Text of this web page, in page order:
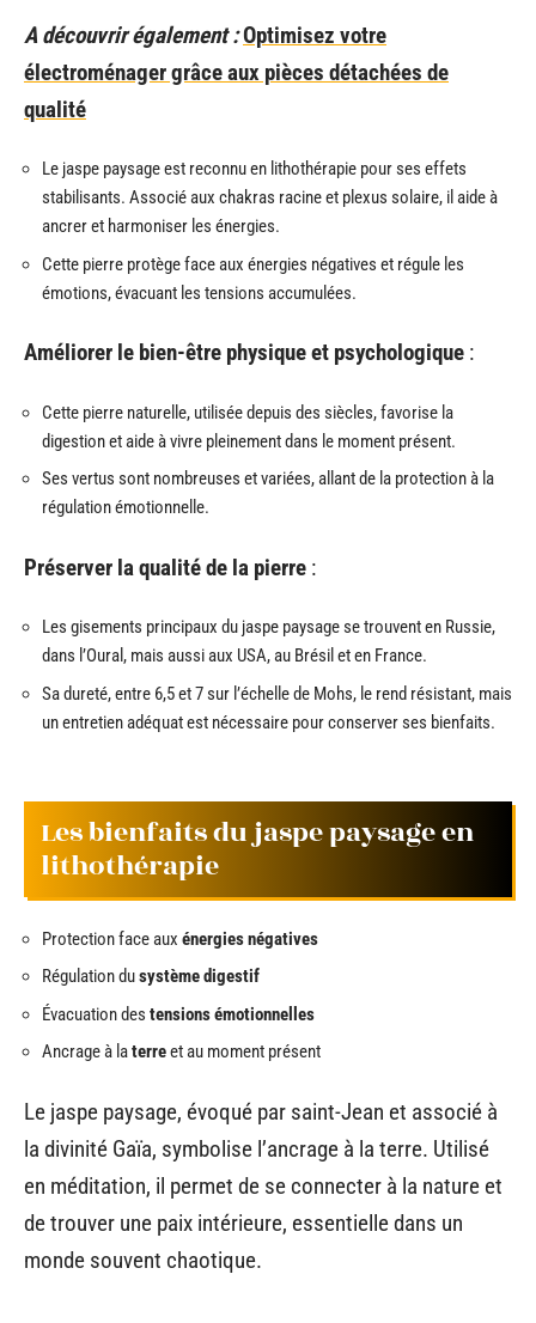
A découvrir également :Optimisez votre
électroménager grâce aux pièces détachées de
qualité
Le jaspe paysage est reconnu en lithothérapie pour ses effets
stabilisants. Associé aux chakras racine et plexus solaire, il aide à
ancrer et harmoniser les énergies.
Cette pierre protège face aux énergies négatives et régule les
émotions, évacuant les tensions accumulées.
Améliorer le bien-être physique et psychologique :
Cette pierre naturelle, utilisée depuis des siècles, favorise la
digestion et aide à vivre pleinement dans le moment présent.
Ses vertus sont nombreuses et variées, allant de la protection à la
régulation émotionnelle.
Préserver la qualité de la pierre :
Les gisements principaux du jaspe paysage se trouvent en Russie,
dans l’Oural, mais aussi aux USA, au Brésil et en France.
Sa dureté, entre 6,5 et 7 sur l’échelle de Mohs, le rend résistant, mais
un entretien adéquat est nécessaire pour conserver ses bienfaits.
Les bienfaits du jaspe paysage en
lithothérapie
Protection face aux énergies négatives
Régulation dusystème digestif
Évacuation des tensions émotionnelles
Ancrage à laterreet au moment présent
Le jaspe paysage, évoqué par saint-Jean et associé à
la divinité Gaïa, symbolise l’ancrage à la terre. Utilisé
en méditation, il permet de se connecter à la nature et
de trouver une paix intérieure, essentielle dans un
monde souvent chaotique.